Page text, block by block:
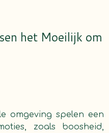
het Moeilijk om
omgeving spelen een
zoals boosheid,